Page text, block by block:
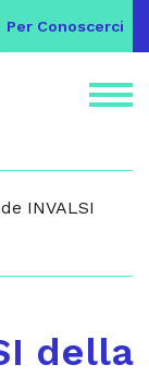
Per Conoscerci
INVALSI
della